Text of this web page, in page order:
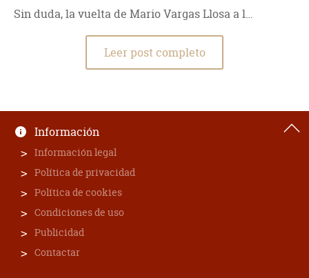
Sin duda, la vuelta de Mario Vargas Llosa a l…
Leer post completo
Información
Información legal
Política de privacidad
Política de cookies
Condiciones de uso
Publicidad
Contactar